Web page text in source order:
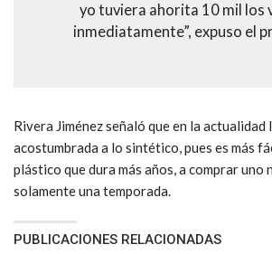
yo tuviera ahorita 10 mil los
inmediatamente”, expuso el
Rivera Jiménez señaló que en la actualidad
acostumbrada a lo sintético, pues es más
plástico que dura más años, a comprar uno
solamente una temporada.
PUBLICACIONES RELACIONADAS